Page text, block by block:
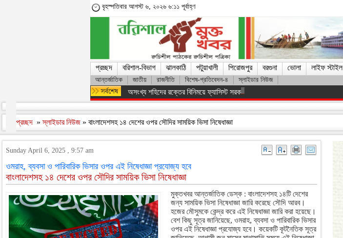
বৃহস্পতিবার আগস্ট ৬, ২০২৬ ৬:১১ পূর্বাহ্ণ
প্রচ্ছদ বরিশাল-বিভাগ ঝালকাঠি পটুয়াখালী পিরোজপুর বরগুনা ভোলা লাইফ স্টাইল
আন্তর্জাতিক জাতীয় রাজনীতি বিশেষ-প্রতিবেদন-৪ স্লাইডার নিউজ
অসংখ্য শহিদের রক্তের বিনিময়ে ফ্যাসিস্ট সরকারকে হটানো সম্ভব হয়েছে : তথ্যমন্ত্রী
প্রচ্ছদ »স্লাইডার নিউজ » বাংলাদেশসহ ১৪ দেশের ওপর সৌদির সাময়িক ভিসা নিষেধাজ্ঞা
Sunday April 6, 2025 , 9:57 am
ওমরাহ, ব্যবসা ও পারিবারিক ভিসার ওপর এই নিষেধাজ্ঞা প্রযোজ্য হবে
বাংলাদেশসহ ১৪ দেশের ওপর সৌদির সাময়িক ভিসা নিষেধাজ্ঞা
মুক্তখবর আন্তর্জাতিক ডেস্ক : বাংলাদেশসহ ১৪টি দেশের
জন্য সাময়িক ভিসা নিষেধাজ্ঞা জারি করেছে সৌদি আরব।
হজের মৌসুমকে কেন্দ্র করে এই নিষেধাজ্ঞা জারি করা হয়েছে।
বেশ কিছু সূত্র জানিয়েছে, ওমরাহ, ব্যবসা ও পারিবারিক ভিসার
ওপর এই নিষেধাজ্ঞা প্রযোজ্য হবে। কয়েকটি কূটনৈতিক সূত্র